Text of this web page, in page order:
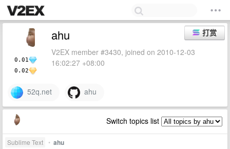
0.01
0.02
打赏
ahu
V2EX member #3430, joined on 2010-12-03
16:02:27 +08:00
52q.net ahu
Switch topics list
Sublime Text • ahu